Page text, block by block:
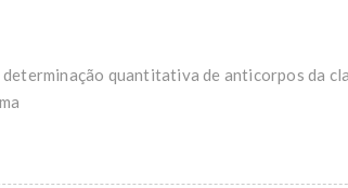
quantitativa de anticorpos da